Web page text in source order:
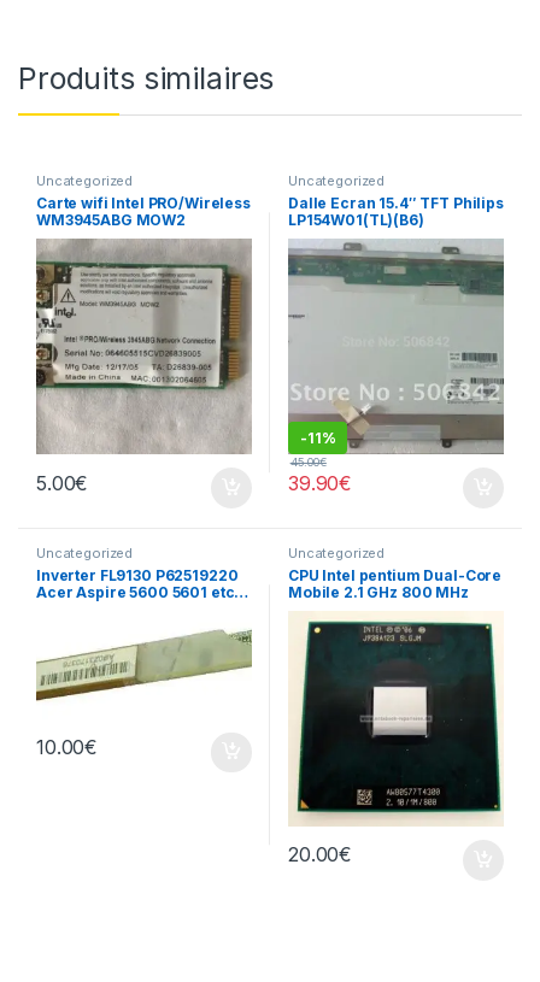
Produits similaires
Uncategorized
Carte wifi Intel PRO/Wireless
WM3945ABG MOW2
5.00€
Uncategorized
Dalle Ecran 15.4″ TFT Philips
LP154W01(TL)(B6​)
-11%
39.90€
45.00€
Uncategorized
Inverter FL9130 P62519220
Acer Aspire 5600 5601 etc…
10.00€
Uncategorized
CPU Intel pentium Dual-Core
Mobile 2.1 GHz 800 MHz
20.00€